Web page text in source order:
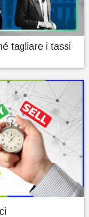
tagliare i tassi